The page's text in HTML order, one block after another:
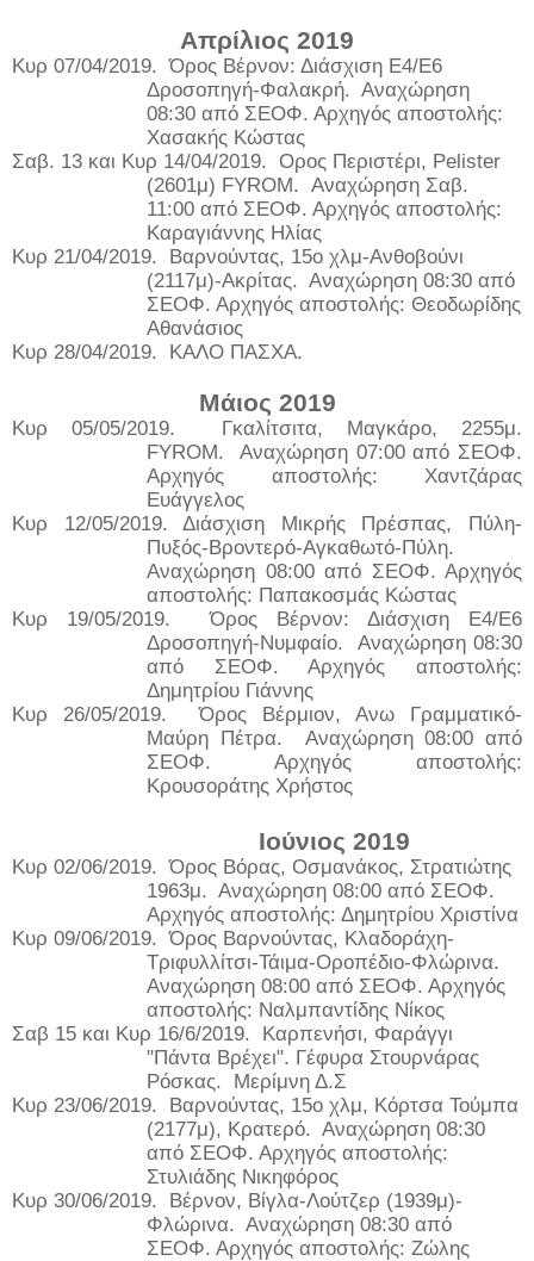
Απρίλιος 2019
Κυρ 07/04/2019. Όρος Βέρνον: Διάσχιση Ε4/Ε6
Δροσοπηγή-Φαλακρή. Αναχώρηση
08:30 από ΣΕΟΦ. Αρχηγός αποστολής:
Χασακής Κώστας
Σαβ. 13 και Κυρ 14/04/2019. Ορος Περιστέρι, Pelister
(2601μ) FYROM. Αναχώρηση Σαβ.
11:00 από ΣΕΟΦ. Αρχηγός αποστολής:
Καραγιάννης Ηλίας
Κυρ 21/04/2019. Βαρνούντας, 15ο χλμ-Ανθοβούνι
(2117μ)-Ακρίτας. Αναχώρηση 08:30 από
ΣΕΟΦ. Αρχηγός αποστολής: Θεοδωρίδης
Αθανάσιος
Κυρ 28/04/2019. ΚΑΛΟ ΠΑΣΧΑ.
Μάιος 2019
Κυρ 05/05/2019.
Γκαλίτσιτα, Μαγκάρο, 2255μ.
FYROM.
Αναχώρηση 07:00 από ΣΕΟΦ.
Αρχηγός αποστολής: Χαντζάρας
Ευάγγελος
Κυρ 12/05/2019. Διάσχιση Μικρής Πρέσπας, Πύλη-
Πυξός-Βροντερό-Αγκαθωτό-Πύλη.
Αναχώρηση 08:00 από ΣΕΟΦ. Αρχηγός
αποστολής: Παπακοσμάς Κώστας
Κυρ 19/05/2019.
Όρος Βέρνον: Διάσχιση Ε4/Ε6
Δροσοπηγή-Νυμφαίο.
Αναχώρηση 08:30
από ΣΕΟΦ. Αρχηγός αποστολής:
Δημητρίου Γιάννης
Κυρ 26/05/2019.
Όρος Βέρμιον, Ανω Γραμματικό-
Μαύρη Πέτρα.
Αναχώρηση 08:00 από
ΣΕΟΦ. Αρχηγός αποστολής:
Κρουσοράτης Χρήστος
Ιούνιος 2019
Κυρ 02/06/2019. Όρος Βόρας, Οσμανάκος, Στρατιώτης
1963μ. Αναχώρηση 08:00 από ΣΕΟΦ.
Αρχηγός αποστολής: Δημητρίου Χριστίνα
Κυρ 09/06/2019. Όρος Βαρνούντας, Κλαδοράχη-
Τριφυλλίτσι-Τάιμα-Οροπέδιο-Φλώρινα.
Αναχώρηση 08:00 από ΣΕΟΦ. Αρχηγός
αποστολής: Ναλμπαντίδης Νίκος
Σαβ 15 και Κυρ 16/6/2019. Καρπενήσι, Φαράγγι
"Πάντα Βρέχει". Γέφυρα Στουρνάρας
Ρόσκας. Μερίμνη Δ.Σ
Κυρ 23/06/2019. Βαρνούντας, 15ο χλμ, Κόρτσα Τούμπα
(2177μ), Κρατερό. Αναχώρηση 08:30
από ΣΕΟΦ. Αρχηγός αποστολής:
Στυλιάδης Νικηφόρος
Κυρ 30/06/2019. Βέρνον, Βίγλα-Λούτζερ (1939μ)-
Φλώρινα. Αναχώρηση 08:30 από
ΣΕΟΦ. Αρχηγός αποστολής: Ζώλης